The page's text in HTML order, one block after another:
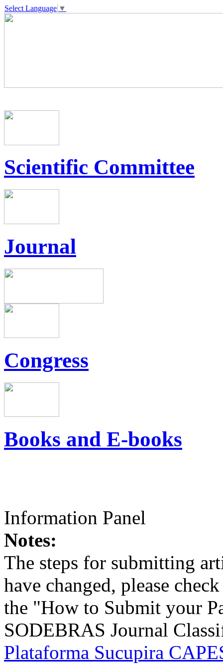
Select Language ▼
Scientific Committee
Journal
Congress
Books and E-books
Information Panel
Notes:
The steps for submitting
have changed, please
the "How to Submit your
SODEBRAS Journal
Plataforma Sucupira